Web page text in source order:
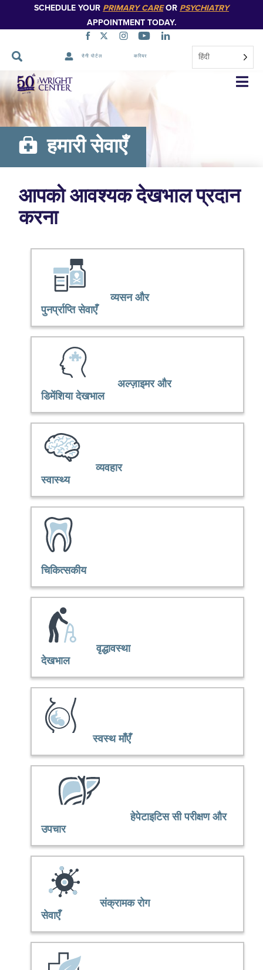
SCHEDULE YOUR PRIMARY CAREOR PSYCHIATRY
APPOINTMENT TODAY.
रोगी पोर्टल करियर हिंदी
नेविगेशन
छोड़ें
हमारी सेवाएँ
आपको आवश्यक देखभाल प्रदान
करना
व्यसन और
पुनर्प्राप्ति सेवाएँ
अल्ज़ाइमर और
डिमेंशिया देखभाल
व्यवहार
स्वास्थ्य
चिकित्सकीय
वृद्धावस्था
देखभाल
स्वस्थ माँएँ
हेपेटाइटिस सी परीक्षण और
उपचार
संक्रामक रोग
सेवाएँ